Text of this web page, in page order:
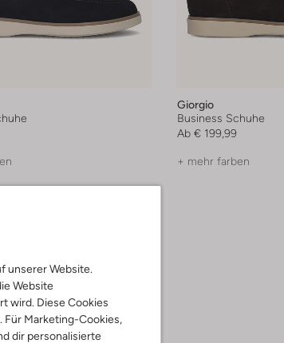
unserer Website.
Website
wird. Diese Cookies
Marketing-Cookies,
dir personalisierte
Giorgio
Business Schuhe
Ab € 199,99
+ mehr farben